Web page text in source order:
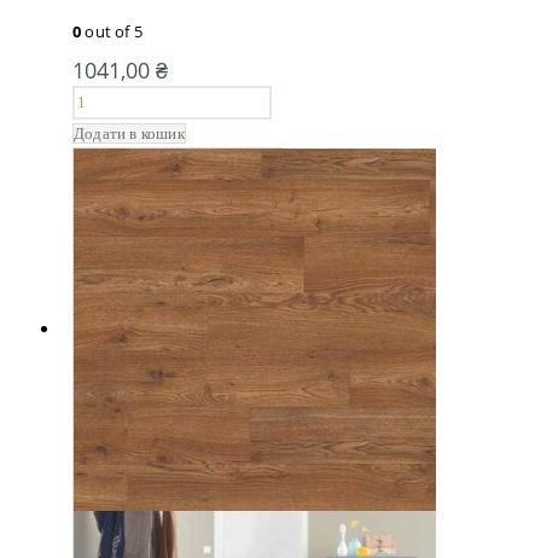
0out of 5
1041,00 ₴
Додати в кошик